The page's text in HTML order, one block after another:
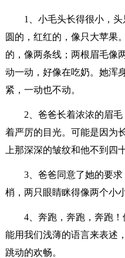
1、小毛头长得很小，
圆的，红红的，像只大苹果
的，像两条线；两根眉毛像
动一动，好像在吃奶。她浑
紧，一动也不动。
2、爸爸长着浓浓的眉
着严厉的目光。可能是因为
上那深深的皱纹和他不到四
3、爸爸同意了她的要
梢，两只眼睛眯得像两个小
4、奔跑，奔跑，奔跑
能用我们浅薄的语言来表述
跳动的欢畅。